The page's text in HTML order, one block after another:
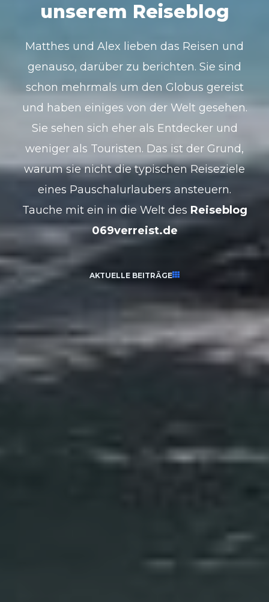
unserem Reiseblog
Matthes und Alex lieben das Reisen und
genauso, darüber zu berichten. Sie sind
schon mehrmals um den Globus gereist
und haben einiges von der Welt gesehen.
Sie sehen sich eher als Entdecker und
weniger als Touristen. Das ist der Grund,
warum sie nicht die typischen Reiseziele
eines Pauschalurlaubers ansteuern.
Tauche mit ein in die Welt des Reiseblog
069verreist.de
AKTUELLE BEITRÄGE